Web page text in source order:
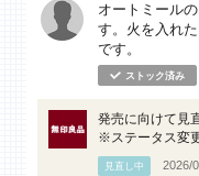
オートミール
す。火を入れ
です。
ストック済み
発売に向けて見
※ステータス変
見直し中 2026/